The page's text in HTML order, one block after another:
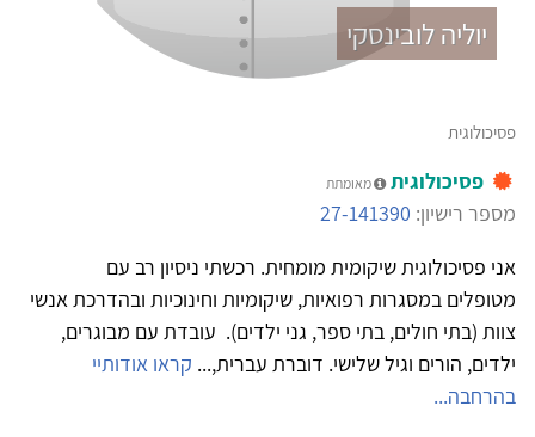
יוליה לובינסקי
פסיכולוגית
פסיכולוגית מאומתת
מספר רישיון: 27-141390
אני פסיכולוגית שיקומית מומחית. רכשתי ניסיון רב עם
מטופלים במסגרות רפואיות, שיקומיות וחינוכיות ובהדרכת אנשי
צוות (בתי חולים, בתי ספר, גני ילדים). עובדת עם מבוגרים,
ילדים, הורים וגיל שלישי. דוברת עברית,... קראו אודותיי
בהרחבה...